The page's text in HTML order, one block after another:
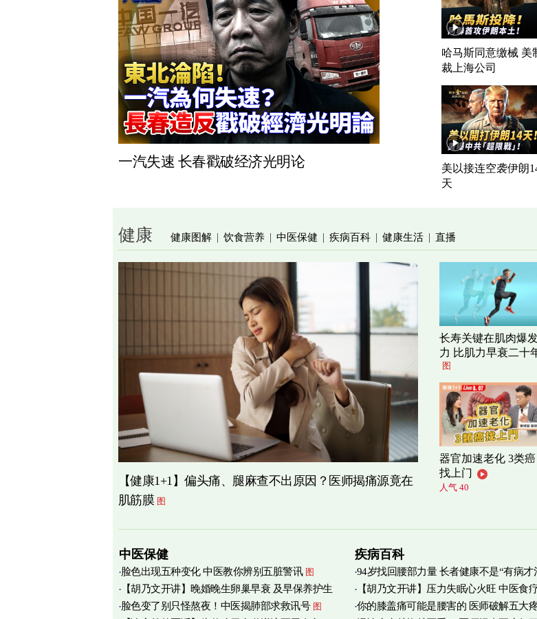
一汽失速 长春戳破经济光明论
哈马斯同意缴械 美
裁上海公司
美以接连空袭伊朗
天
健康 健康图解 | 饮食营养 | 中医保健 | 疾病百科 | 健康生活 | 直播
【健康1+1】偏头痛、腿麻查不出原因？医师揭痛源竟在
肌筋膜 图
长寿关键在肌肉爆
力 比肌力早衰二十
图
器官加速老化 3类癌
找上门
人气 40
中医保健
脸色出现五种变化 中医教你辨别五脏警讯 图
【胡乃文开讲】晚婚晚生卵巢早衰 及早保养护生
育
脸色变了别只怪熬夜！中医揭肺部求救讯号 图
疾病百科
94岁找回腰部力量 长者健康不是“有病才
【胡乃文开讲】压力失眠心火旺 中医食
自救
你的膝盖痛可能是腰害的 医师破解五大